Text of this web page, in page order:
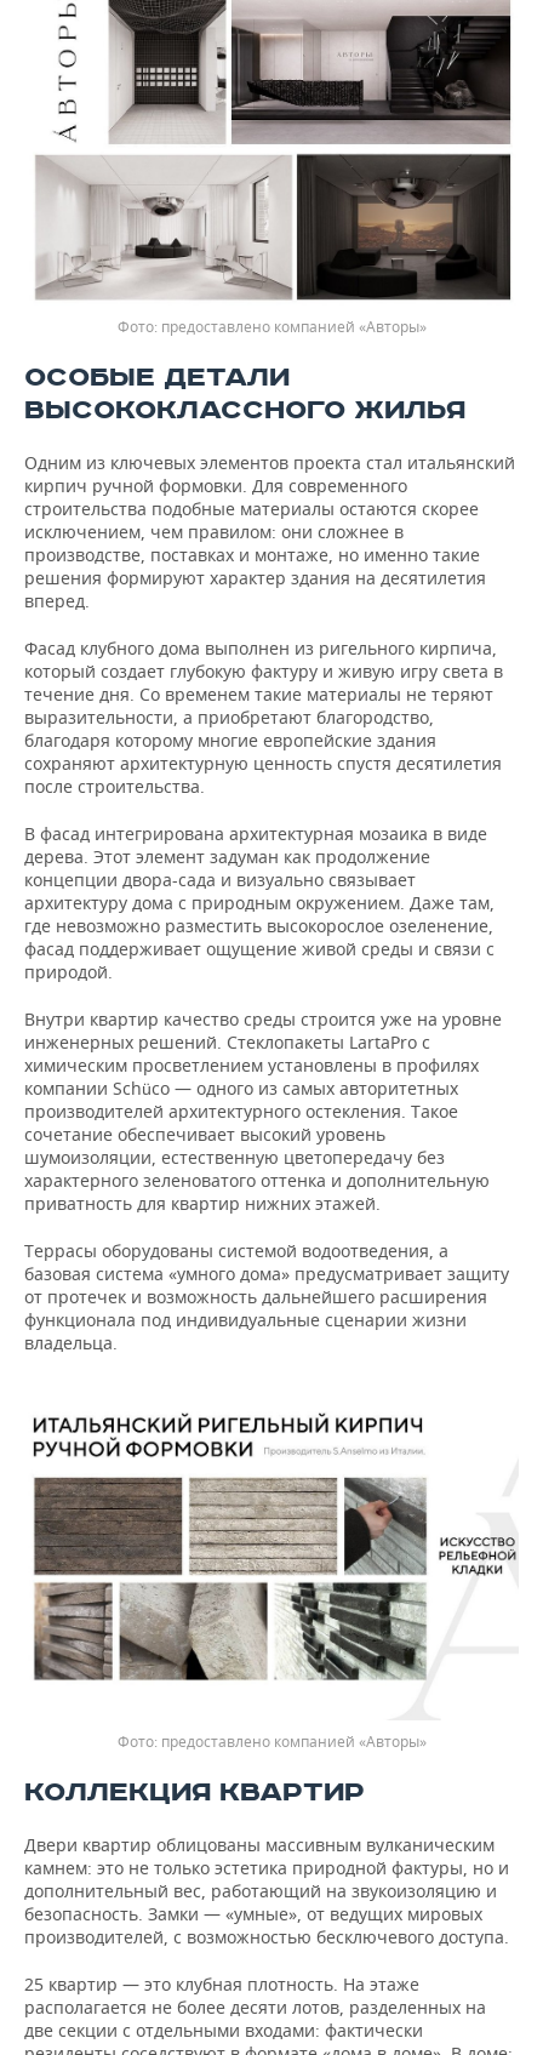
предоставлено компанией «Авторы»
ОСОБЫЕ ДЕТАЛИ
ВЫСОКОКЛАССНОГО ЖИЛЬЯ
Одним из ключевых элементов проекта стал итальянский
кирпич ручной формовки. Для современного
строительства подобные материалы остаются скорее
исключением, чем правилом: они сложнее в
производстве, поставках и монтаже, но именно такие
решения формируют характер здания на десятилетия
вперед.
Фасад клубного дома выполнен из ригельного кирпича,
который создает глубокую фактуру и живую игру света в
течение дня. Со временем такие материалы не теряют
выразительности, а приобретают благородство,
благодаря которому многие европейские здания
сохраняют архитектурную ценность спустя десятилетия
после строительства.
В фасад интегрирована архитектурная мозаика в виде
дерева. Этот элемент задуман как продолжение
концепции двора-сада и визуально связывает
архитектуру дома с природным окружением. Даже там,
где невозможно разместить высокорослое озеленение,
фасад поддерживает ощущение живой среды и связи с
природой.
Внутри квартир качество среды строится уже на уровне
инженерных решений. Стеклопакеты LartaPro с
химическим просветлением установлены в профилях
компании Schüco — одного из самых авторитетных
производителей архитектурного остекления. Такое
сочетание обеспечивает высокий уровень
шумоизоляции, естественную цветопередачу без
характерного зеленоватого оттенка и дополнительную
приватность для квартир нижних этажей.
Террасы оборудованы системой водоотведения, а
базовая система «умного дома» предусматривает защиту
от протечек и возможность дальнейшего расширения
функционала под индивидуальные сценарии жизни
владельца.
предоставлено компанией «Авторы»
КОЛЛЕКЦИЯ КВАРТИР
Двери квартир облицованы массивным вулканическим
камнем: это не только эстетика природной фактуры, но и
дополнительный вес, работающий на звукоизоляцию и
безопасность. Замки — «умные», от ведущих мировых
производителей, с возможностью бесключевого доступа.
25 квартир — это клубная плотность. На этаже
располагается не более десяти лотов, разделенных на
две секции с отдельными входами: фактически